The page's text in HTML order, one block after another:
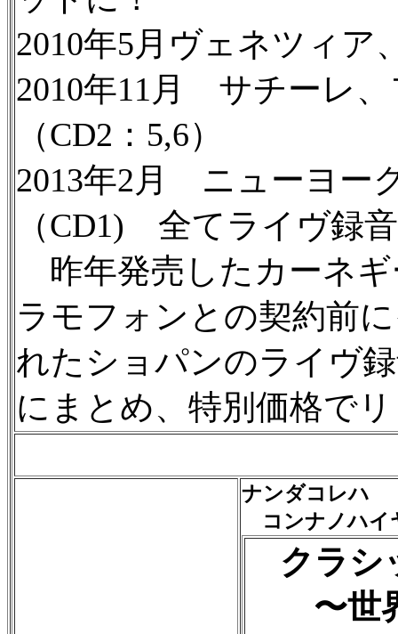
2010年5月ヴェネツィア
2010年11月 サチーレ
（CD2：5,6）
2013年2月 ニューヨ
（CD1) 全てライヴ録音
昨年発売したカーネ
ラモフォンとの契約前
れたショパンのライヴ
にまとめ、特別価格で
ナンダコレハ
コンナノハイ
クラシ
〜世界